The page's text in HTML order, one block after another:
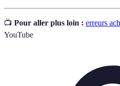
📺 Pour aller plus loin : erreurs
YouTube